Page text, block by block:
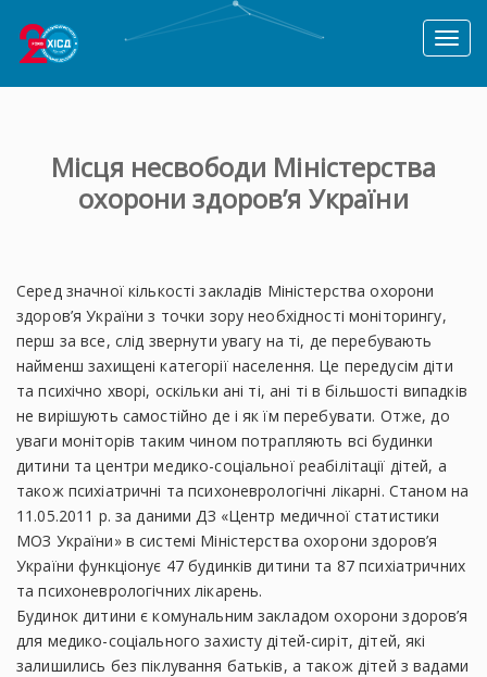
Toggle
Місця несвободи Міністерства
охорони здоров’я України
Серед значної кількості закладів Міністерства охорони
здоров’я України з точки зору необхідності моніторингу,
перш за все, слід звернути увагу на ті, де перебувають
найменш захищені категорії населення. Це передусім діти
та психічно хворі, оскільки ані ті, ані ті в більшості випадків
не вирішують самостійно де і як їм перебувати. Отже, до
уваги моніторів таким чином потрапляють всі будинки
дитини та центри медико-соціальної реабілітації дітей, а
також психіатричні та психоневрологічні лікарні. Станом на
11.05.2011 р. за даними ДЗ «Центр медичної статистики
МОЗ України» в системі Міністерства охорони здоров’я
України функціонує 47 будинків дитини та 87 психіатричних
та психоневрологічних лікарень.
Будинок дитини є комунальним закладом охорони здоров’я
для медико-соціального захисту дітей-сиріт, дітей, які
залишились без піклування батьків, а також дітей з вадами